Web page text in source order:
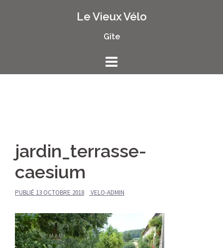
Le Vieux Vélo
Gîte
jardin_terrasse-
caesium
PUBLIÉ 13 OCTOBRE 2018 VELO-ADMIN